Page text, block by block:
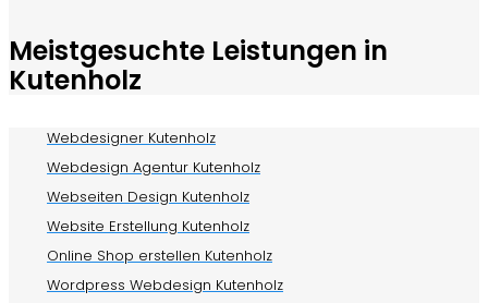
Meistgesuchte Leistungen in
Kutenholz
Webdesigner Kutenholz
Webdesign Agentur Kutenholz
Webseiten Design Kutenholz
Website Erstellung Kutenholz
Online Shop erstellen Kutenholz
Wordpress Webdesign Kutenholz